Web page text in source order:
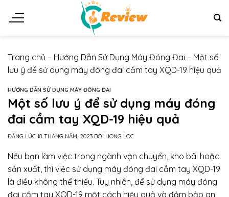
đến
Trang chủ – Hướng Dẫn Sử Dụng Máy Đóng Đai – Một số
lưu ý để sử dụng máy đóng đai cầm tay XQD-19 hiệu quả
HƯỚNG DẪN SỬ DỤNG MÁY ĐÓNG ĐAI
Một số lưu ý để sử dụng máy đóng
đai cầm tay XQD-19 hiệu quả
ĐĂNG LÚC 18 THÁNG NĂM, 2023 BỞI HONG LOC
Nếu bạn làm việc trong ngành vận chuyển, kho bãi hoặc
sản xuất, thì việc sử dụng máy đóng đai cầm tay XQD-19
là điều không thể thiếu. Tuy nhiên, để sử dụng máy đóng
đai cầm tay XQD-19 một cách hiệu quả và đảm bảo an